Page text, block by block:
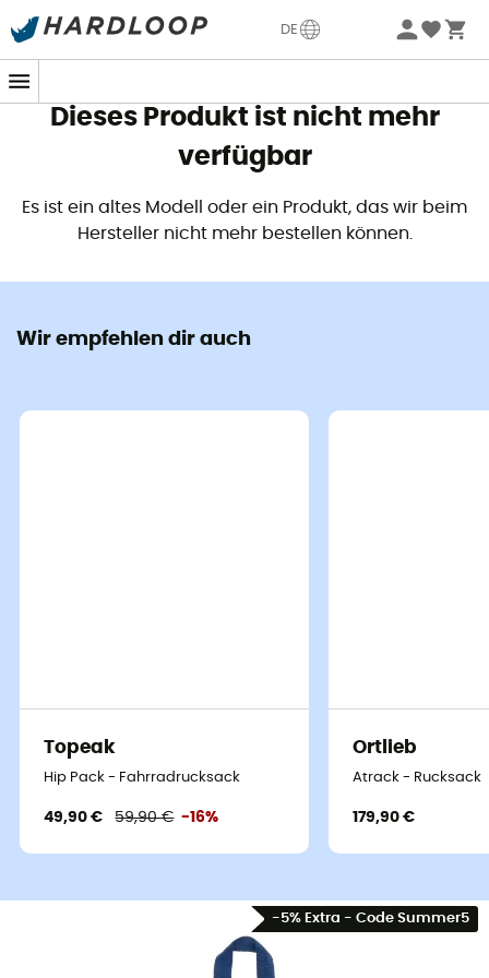
DE
Sommerangebote🔥 -5% EXTRA ab 2 Produkten* Code
Dieses Produkt ist nicht mehr
verfügbar
Es ist ein altes Modell oder ein Produkt, das wir beim
Hersteller nicht mehr bestellen können.
Wir empfehlen dir auch
Topeak
Hip Pack - Fahrradrucksack
49,90 € 59,90 € -16%
Ortlieb
Atrack - Rucksack
179,90 €
-5% Extra - Code Summer5